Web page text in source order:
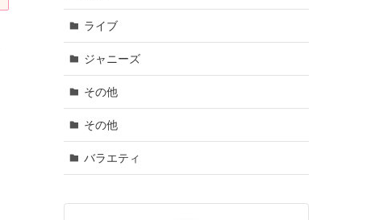
ライブ
ジャニーズ
その他
その他
バラエティ